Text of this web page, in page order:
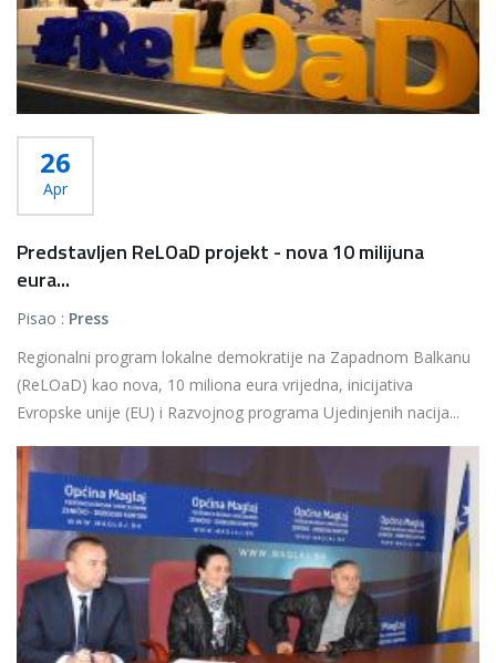
26
Apr
Predstavljen ReLOaD projekt - nova 10 milijuna
eura...
Pisao : Press
Regionalni program lokalne demokratije na Zapadnom Balkanu
(ReLOaD) kao nova, 10 miliona eura vrijedna, inicijativa
Evropske unije (EU) i Razvojnog programa Ujedinjenih nacija...
Više...